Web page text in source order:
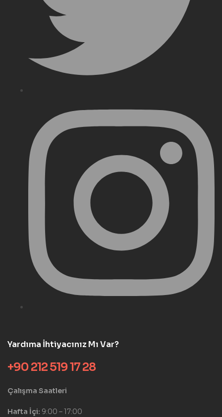
Yardıma İhtiyacınız Mı Var?
+90 212 519 17 28
Çalışma Saatleri
Hafta İçi: 9:00 – 17:00